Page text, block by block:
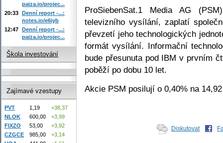
ProSiebenSat.1 Media AG
televizního vysílání, zaplatí
převzetí jeho technologických
formát vysílání. Informační
bude přesunuta pod IBM v prvním
poběží po dobu 10 let.
Akcie PSM posilují o 0,40% na
Diskutovat
paiza.io/projec...
20:33 Denní report -...:
notes.io/e6iyb
12:47 Denní report -...:
paiza.io/projec...
Škola investování
Zajímavé vzestupy
PVT 1,19
+38,37
NLOK
600,00
+3,99
FIXZO
53,00
+3,92
CZGCE
985,00
+3,14